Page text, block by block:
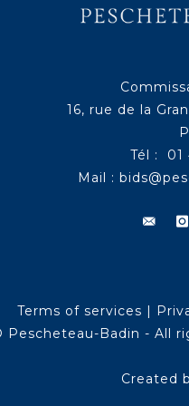
16, rue de la
Tél : 01
Mail :
Terms of services |
Pescheteau-Badin - All
Created